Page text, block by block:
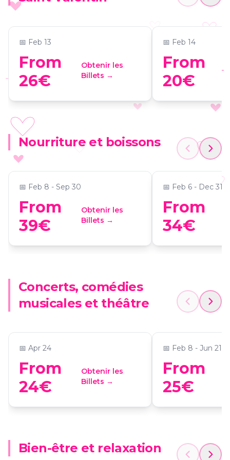
📅 Feb 13
From
26€
Obtenir les
Billets →
📅 Feb 14
From
20€
Nourriture et boissons
RIU Plaza España: Brunch
con las mejores vistas de
Madrid
📍
📅 Feb 8 - Sep 30
From
39€
Obtenir les
Billets →
asiática en
Restaurante
Genko
📅 Feb 6 - Dec 31
From
34€
Concerts, comédies
musicales et théâtre
Ballet of Lights: La Bella
Durmiente en un
📅 Apr 24
From
24€
Obtenir les
Billets →
The Jazz
Corazón de
📅 Feb 8 - Jun 21
From
25€
Bien-être et relaxation
Experience
Hotel & Spa